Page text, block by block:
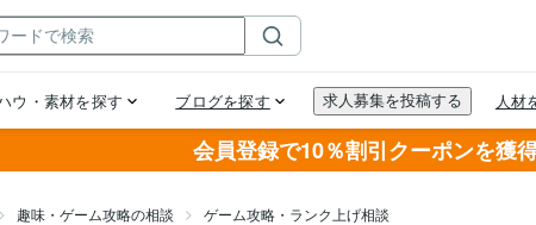
会員登録で10％割引クーポンを獲
趣味・ゲーム攻略の相談 ゲーム攻略・ランク上げ相談